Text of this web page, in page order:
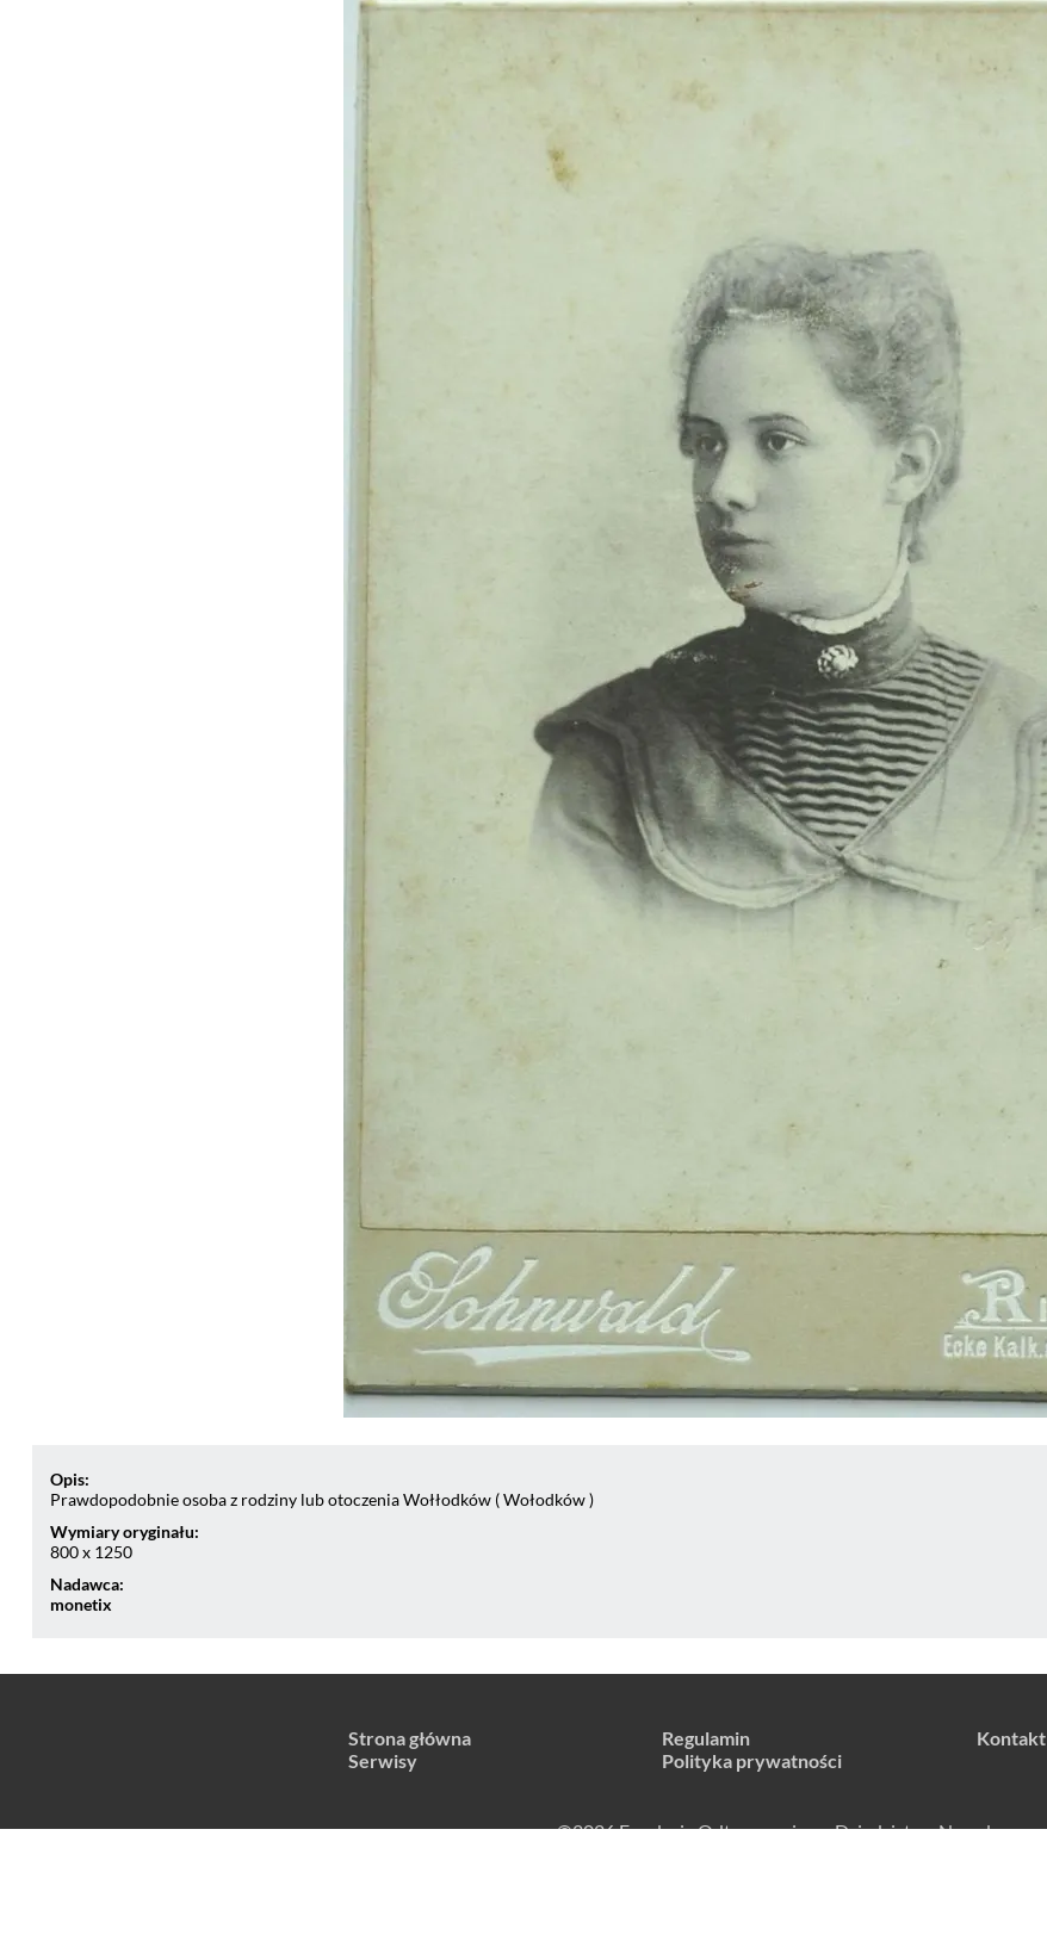
Opis:
Prawdopodobnie osoba z rodziny lub otoczenia Wołłodków ( Wołodków )
Wymiary oryginału:
800 x 1250
Nadawca:
monetix
Strona główna
Serwisy
Regulamin
Polityka prywatności
Kontakt
©2026 Fundacja Odtworzeniowa Dziedzictwa Narodowego